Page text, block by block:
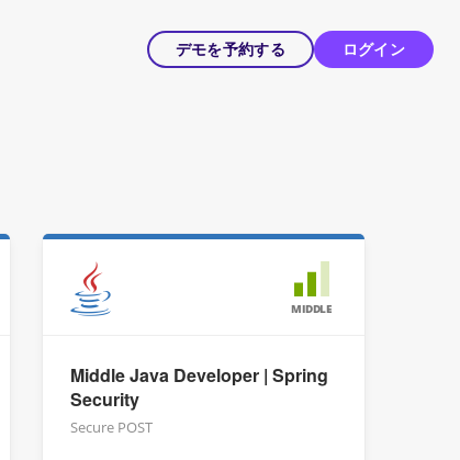
デモを予約する ログイン
MIDDLE
Middle Java Developer | Spring
Security
Secure POST